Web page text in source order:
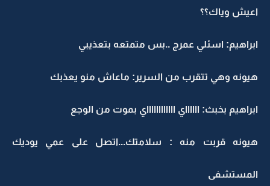
اعيش وياك؟؟
ابراهيم: اسئلي عمرج ..بس متمتعه بتعذيبي
هيونه وهي تتقرب من السرير: ماعاش منو يعذبك
ابراهيم بخبث: ااااااي ااااااااااااي بموت من الوجع
هيونه قربت منه : سلامتك...اتصل على عمي يوديك
المستشفى